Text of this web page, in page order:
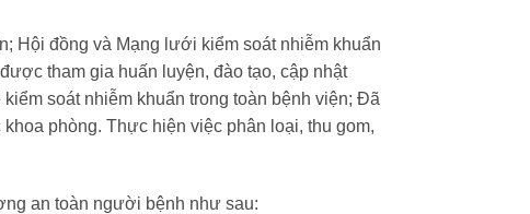
Hội đồng và Mạng lưới kiểm soát nhiễm khuẩn
tham gia huấn luyện, đào tạo, cập nhật
soát nhiễm khuẩn trong toàn bệnh viện; Đã
phòng. Thực hiện việc phân loại, thu gom,
an toàn người bệnh như sau: